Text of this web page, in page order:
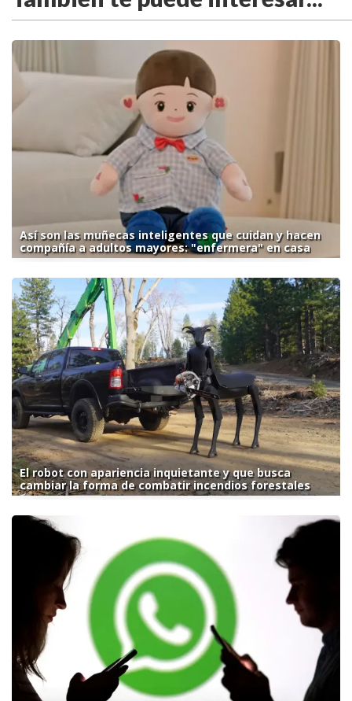
Así son las muñecas inteligentes que cuidan y hacen
compañía a adultos mayores: "enfermera" en casa
El robot con apariencia inquietante y que busca
cambiar la forma de combatir incendios forestales